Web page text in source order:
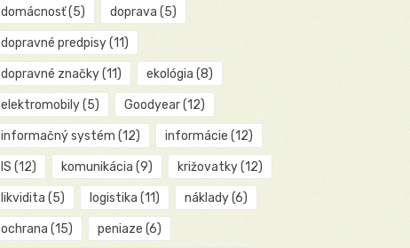
domácnosť(5) doprava (5)
dopravné predpisy(11)
dopravné značky(11) ekológia (8)
elektromobily(5) Goodyear(12)
informačný systém (12) informácie (12)
IS (12) komunikácia (9) križovatky(12)
likvidita (5) logistika (11) náklady(6)
ochrana (15) peniaze (6)